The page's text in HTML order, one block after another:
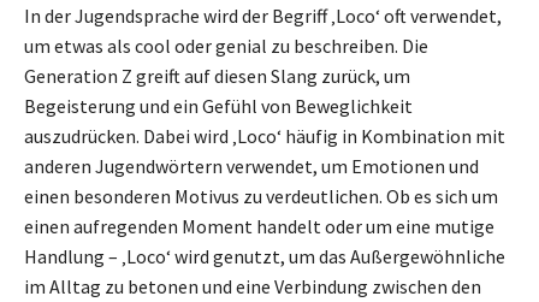
In der Jugendsprache wird der Begriff ‚Loco‘ oft verwendet,
um etwas als cool oder genial zu beschreiben. Die
Generation Z greift auf diesen Slang zurück, um
Begeisterung und ein Gefühl von Beweglichkeit
auszudrücken. Dabei wird ‚Loco‘ häufig in Kombination mit
anderen Jugendwörtern verwendet, um Emotionen und
einen besonderen Motivus zu verdeutlichen. Ob es sich um
einen aufregenden Moment handelt oder um eine mutige
Handlung – ‚Loco‘ wird genutzt, um das Außergewöhnliche
im Alltag zu betonen und eine Verbindung zwischen den